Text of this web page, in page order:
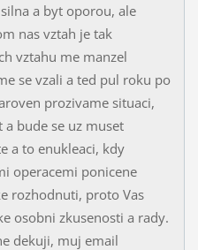
a byt oporou, ale
nas vztah je tak
vztahu me manzel
se vzali a ted pul roku po
prozivame situaci,
bude se uz muset
a to enukleaci, kdy
operacemi ponicene
rozhodnuti, proto Vas
osobni zkusenosti a rady.
dekuji, muj email